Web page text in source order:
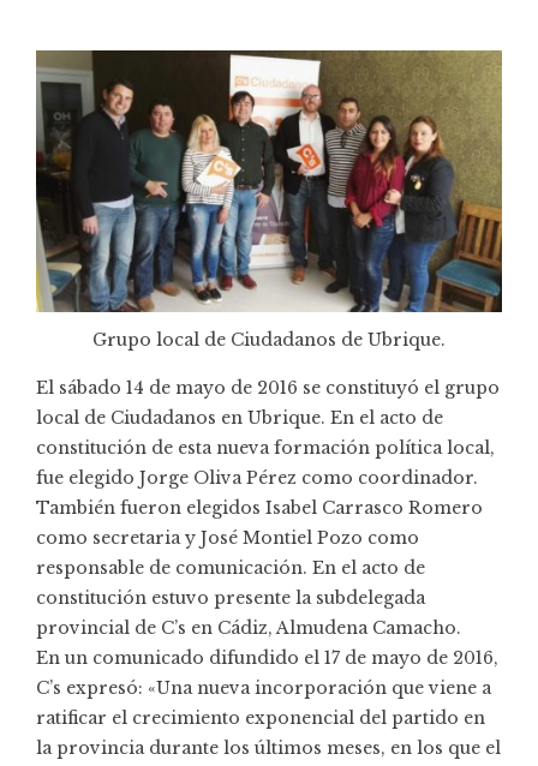
Grupo local de Ciudadanos de Ubrique.
El sábado 14 de mayo de 2016 se constituyó el grupo
local de Ciudadanos en Ubrique. En el acto de
constitución de esta nueva formación política local,
fue elegido Jorge Oliva Pérez como coordinador.
También fueron elegidos Isabel Carrasco Romero
como secretaria y José Montiel Pozo como
responsable de comunicación. En el acto de
constitución estuvo presente la subdelegada
provincial de C’s en Cádiz, Almudena Camacho.
En un comunicado difundido el 17 de mayo de 2016,
C’s expresó: «Una nueva incorporación que viene a
ratificar el crecimiento exponencial del partido en
la provincia durante los últimos meses, en los que el